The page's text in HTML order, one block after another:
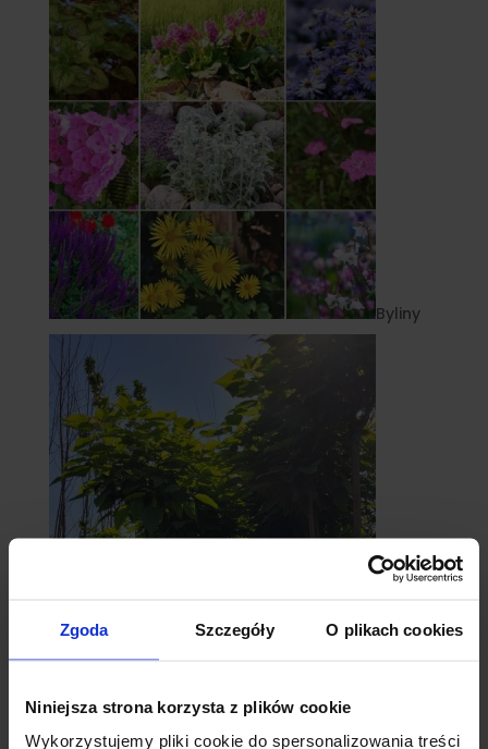
Zgoda Szczegóły O plikach cookies
Niniejsza strona korzysta z plików cookie
Wykorzystujemy pliki cookie do spersonalizowania treści
Byliny